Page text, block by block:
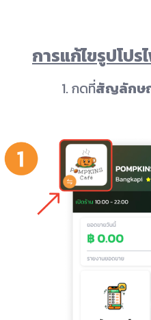
การแก้ไขรูปโป
1. กดที่สัญลัก